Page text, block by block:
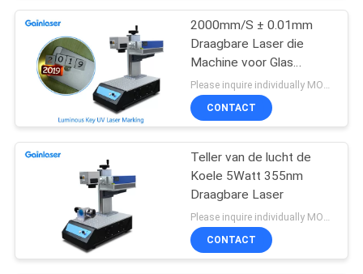
Metaallaser die
Machine merkt
Galvoscannerkop
2000mm/S ± 0.01mm
Draagbare Laser die
Machine voor Glas
merken
Please inquire individually MOQ:1
CONTACT
Teller van de lucht de
Koele 5Watt 355nm
Draagbare Laser
CONTACT